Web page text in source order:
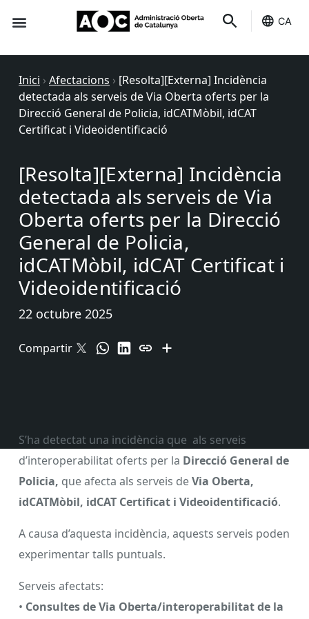
CA
Inici › Afectacions › [Resolta][Externa] Incidència
detectada als serveis de Via Oberta oferts per la
Direcció General de Policia, idCATMòbil, idCAT
Certificat i Videoidentificació
[Resolta][Externa] Incidència
detectada als serveis de Via
Oberta oferts per la Direcció
General de Policia,
idCATMòbil, idCAT Certificat i
Videoidentificació
22 octubre 2025
Compartir
S’ha detectat una incidència que als serveis
d’interoperabilitat oferts per la Direcció General de
Policia, que afecta als serveis deVia Oberta,
idCATMòbil, idCAT Certificat i Videoidentificació.
A causa d’aquesta incidència, aquests serveis poden
experimentar talls puntuals.
Serveis afectats:
• Consultes de Via Oberta/interoperabilitat de la